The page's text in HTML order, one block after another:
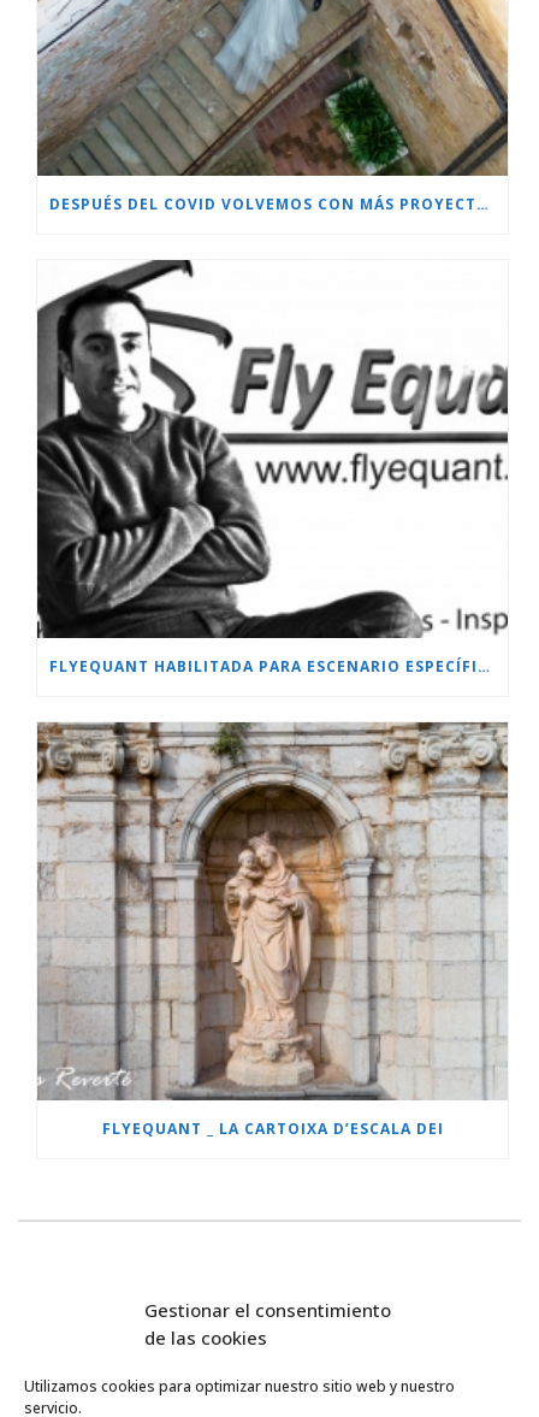
Gestionar el consentimiento
de las cookies
Utilizamos cookies para optimizar nuestro sitio web y nuestro
servicio.
DESPUÉS DEL COVID VOLVEMOS CON MÁS PROYECTOS!!!
FLYEQUANT HABILITADA PARA ESCENARIO ESPECÍFICO.
FLYEQUANT _ LA CARTOIXA D’ESCALA DEI